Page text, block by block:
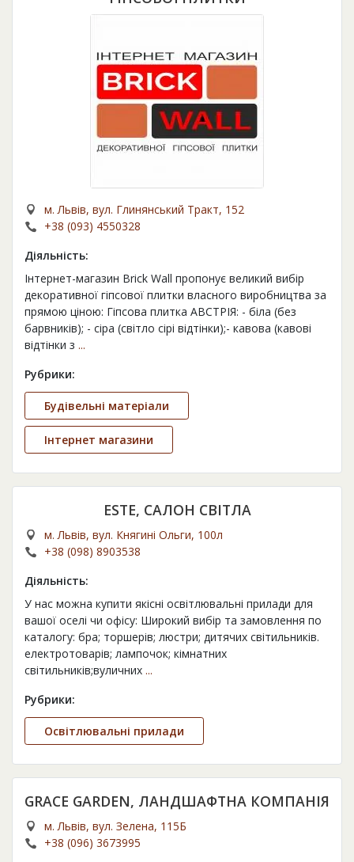
м. Львів, вул. Глинянський Тракт, 152
+38 (093) 4550328
Діяльність:
Інтернет-магазин Brick Wall пропонує великий вибір
декоративної гіпсової плитки власного виробництва за
прямою ціною: Гіпсова плитка АВСТРІЯ: - біла (без
барвників); - сіра (світло сірі відтінки);- кавова (кавові
відтінки з ...
Рубрики:
Будівельні матеріали
Інтернет магазини
ESTE, САЛОН СВІТЛА
м. Львів, вул. Княгині Ольги, 100л
+38 (098) 8903538
Діяльність:
У нас можна купити якісні освітлювальні прилади для
вашої оселі чи офісу: Широкий вибір та замовлення по
каталогу: бра; торшерів; люстри; дитячих світильників.
електротоварів; лампочок; кімнатних
світильників;вуличних ...
Рубрики:
Освітлювальні прилади
GRACE GARDEN, ЛАНДШАФТНА КОМПАНІЯ
м. Львів, вул. Зелена, 115Б
+38 (096) 3673995